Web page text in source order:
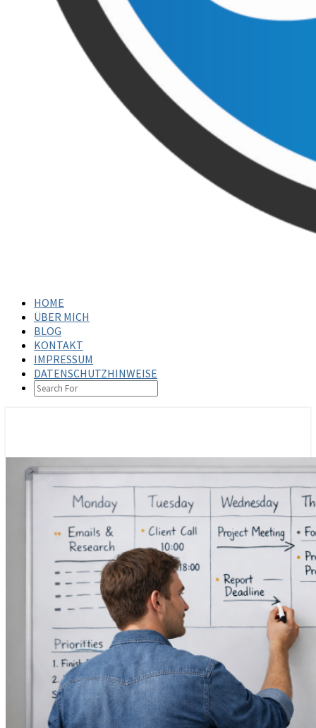
HOME
ÜBER MICH
BLOG
KONTAKT
IMPRESSUM
DATENSCHUTZHINWEISE
SEARCH
ICON